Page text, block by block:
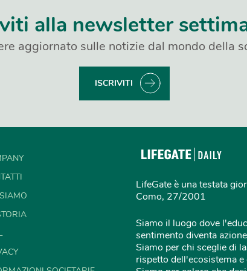
alla newsletter
aggiornato sulle notizie dal mondo della
ISCRIVITI
LifeGate è una testata
Como, 27/2001
Siamo il luogo dove
sentimento diventa
Siamo per chi sceglie di
rispetto dell'ecosistema